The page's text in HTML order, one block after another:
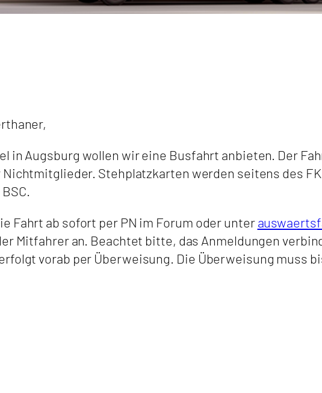
in Augsburg wollen wir eine Busfahrt anbieten. Der
Nichtmitglieder. Stehplatzkarten werden seitens des
Fahrt ab sofort per PN im Forum oder unter
Mitfahrer an. Beachtet bitte, das Anmeldungen
vorab per Überweisung. Die Überweisung muss